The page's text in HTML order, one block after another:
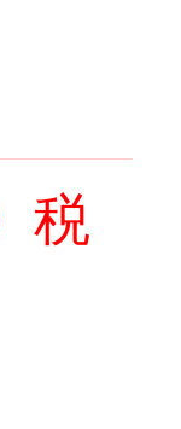
税